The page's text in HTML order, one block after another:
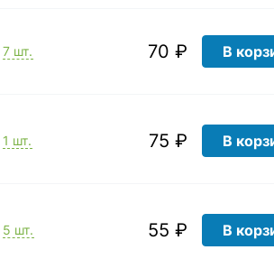
7 шт. 70 ₽ В
1 шт. 75 ₽ В
5 шт. 55 ₽ В